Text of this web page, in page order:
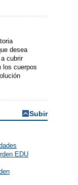
desea
cubrir
los cuerpos
Subir
EDU